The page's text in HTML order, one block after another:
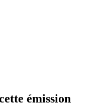
émission